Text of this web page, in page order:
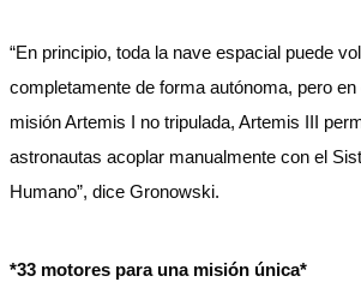
“En principio, toda la nave espacial puede
completamente de forma autónoma, pero
misión Artemis I no tripulada, Artemis III
astronautas acoplar manualmente con el
Humano”, dice Gronowski.
*33 motores para una misión única*